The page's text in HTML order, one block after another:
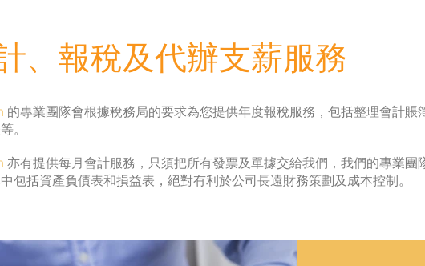
、報稅及代辦支薪服務
的專業團隊會根據稅務局的要求為您提供年度報稅服務，包括整理會計
。
亦有提供每月會計服務，只須把所有發票及單據交給我們，我們的專業
包括資產負債表和損益表，絕對有利於公司長遠財務策劃及成本控制。